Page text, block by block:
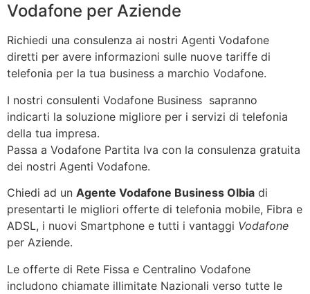
Vodafone per Aziende
Richiedi una consulenza ai nostri Agenti Vodafone
diretti per avere informazioni sulle nuove tariffe di
telefonia per la tua business a marchio Vodafone.
I nostri consulenti Vodafone Business sapranno
indicarti la soluzione migliore per i servizi di telefonia
della tua impresa.
Passa a Vodafone Partita Iva con la consulenza gratuita
dei nostri Agenti Vodafone.
Chiedi ad un Agente Vodafone Business Olbia di
presentarti le migliori offerte di telefonia mobile, Fibra e
ADSL, i nuovi Smartphone e tutti i vantaggi Vodafone
per Aziende.
Le offerte di Rete Fissa e Centralino Vodafone
includono chiamate illimitate Nazionali verso tutte le